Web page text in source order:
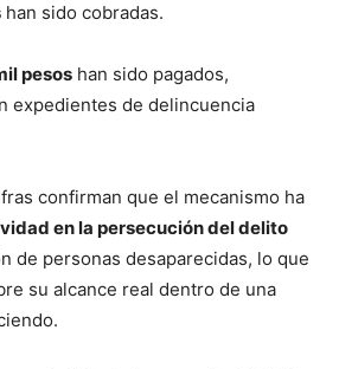
han sido cobradas.
pesos han sido pagados,
expedientes de delincuencia
confirman que el mecanismo ha
en la persecución del delito
de personas desaparecidas, lo que
su alcance real dentro de una